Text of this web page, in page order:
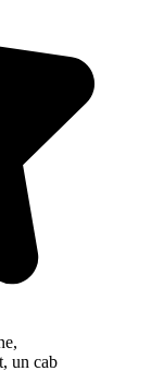
un cab